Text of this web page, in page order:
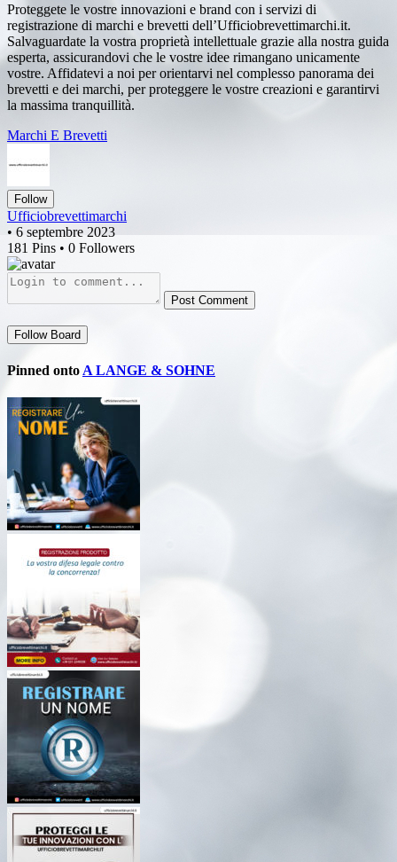
Proteggete le vostre innovazioni e brand con i servizi di
registrazione di marchi e brevetti dell’Ufficiobrevettimarchi.it.
Salvaguardate la vostra proprietà intellettuale grazie alla nostra guida
esperta, assicurandovi che le vostre idee rimangano unicamente
vostre. Affidatevi a noi per orientarvi nel complesso panorama dei
brevetti e dei marchi, per proteggere le vostre creazioni e garantirvi
la massima tranquillità.
Marchi E Brevetti
Follow
Ufficiobrevettimarchi
• 6 septembre 2023
181 Pins • 0 Followers
Post Comment
Follow Board
Pinned onto A LANGE & SOHNE